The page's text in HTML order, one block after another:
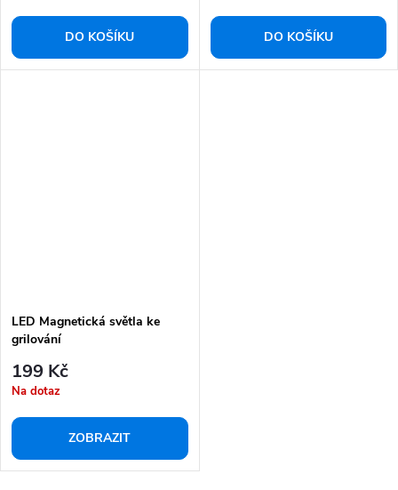
DO KOŠÍKU DO KOŠÍKU
LED Magnetická světla ke
grilování
199 Kč
Na dotaz
ZOBRAZIT